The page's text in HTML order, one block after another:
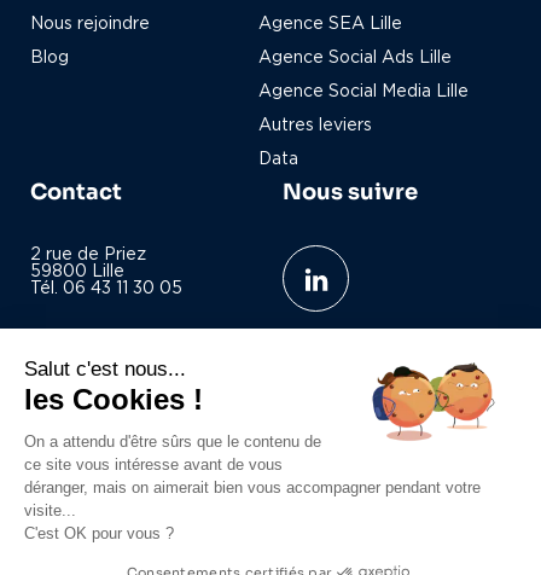
Nous rejoindre
Blog
Agence SEA Lille
Agence Social Ads Lille
Agence Social Media Lille
Autres leviers
Data
Contact
2 rue de Priez
59800 Lille
Tél. 06 43 11 30 05
contact@campels-co.com
Nous suivre
Mentions légales
Salut c'est nous...
les Cookies !
On a attendu d'être sûrs que le contenu de
ce site vous intéresse avant de vous
déranger, mais on aimerait bien vous accompagner pendant votre
visite...
C'est OK pour vous ?